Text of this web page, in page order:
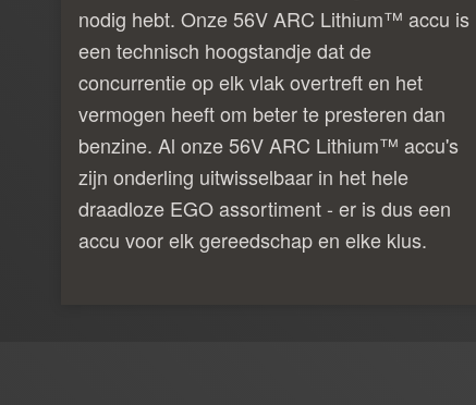
nodig hebt. Onze 56V ARC Lithium™ accu is
een technisch hoogstandje dat de
concurrentie op elk vlak overtreft en het
vermogen heeft om beter te presteren dan
benzine. Al onze 56V ARC Lithium™ accu's
zijn onderling uitwisselbaar in het hele
draadloze EGO assortiment - er is dus een
accu voor elk gereedschap en elke klus.